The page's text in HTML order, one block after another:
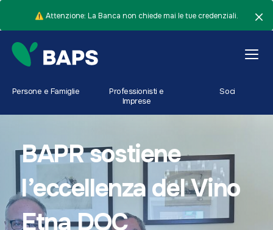
⚠️ Attenzione: La Banca non chiede mai le tue credenziali.
Persone e Famiglie
Professionisti e
Imprese
Soci
BAPR sostiene
l’eccellenza del Vino
Etna DOC